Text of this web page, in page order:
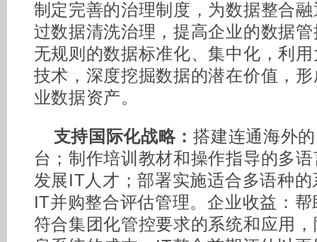
制定完善的治理制度，为数据整合
过数据清洗治理，提高企业的数据
无规则的数据标准化、集中化，利
技术，深度挖掘数据的潜在价值，
业数据资产。
支持国际化战略：搭建连通海外
台；制作培训教材和操作指导的多
发展IT人才；部署实施适合多语种
IT并购整合评估管理。企业收益：
符合集团化管控要求的系统和应用